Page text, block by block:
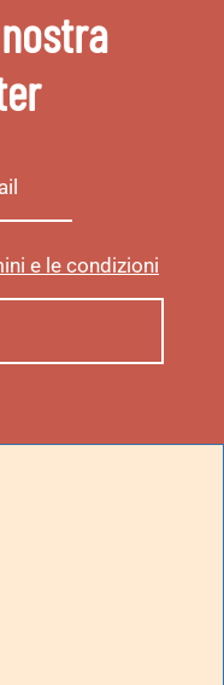
e le condizioni